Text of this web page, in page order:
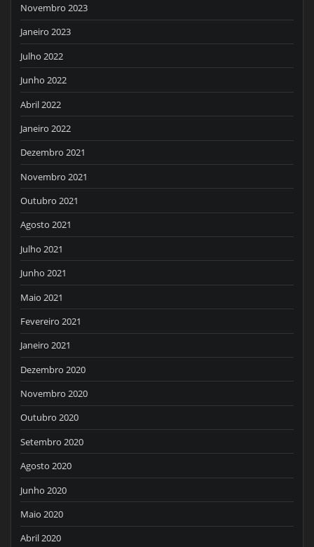
Novembro 2023
Janeiro 2023
Julho 2022
Junho 2022
Abril 2022
Janeiro 2022
Dezembro 2021
Novembro 2021
Outubro 2021
Agosto 2021
Julho 2021
Junho 2021
Maio 2021
Fevereiro 2021
Janeiro 2021
Dezembro 2020
Novembro 2020
Outubro 2020
Setembro 2020
Agosto 2020
Junho 2020
Maio 2020
Abril 2020